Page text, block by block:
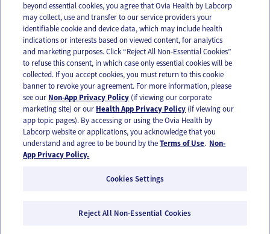
OUR APPS
FOLLOW US
Privacy Policy
© 2026 Ovia Health by Labcorp
beyond essential cookies, you agree that Ovia Health by Labcorp
may collect, use and transfer to our service providers your
identifiable cookie and device data, which may include health
indications or interests based on viewed content, for analytics
and marketing purposes. Click “Reject All Non-Essential Cookies”
to refuse this consent, in which case only essential cookies will be
collected. If you accept cookies, you must return to this cookie
banner to revoke your agreement. For more information, please
see our Non-App Privacy Policy (if viewing our corporate
marketing site) or our Health App Privacy Policy (if viewing our
app topic pages). By accessing or using the Ovia Health by
Labcorp website or applications, you acknowledge that you
understand and agree to be bound by theTerms of Use. Non-
App Privacy Policy.
Cookies Settings
Reject All Non-Essential Cookies